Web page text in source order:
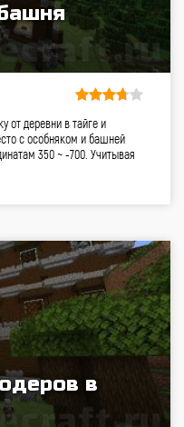
от деревни в тайге и
с особняком и башней
350 ~ -700. Учитывая
в